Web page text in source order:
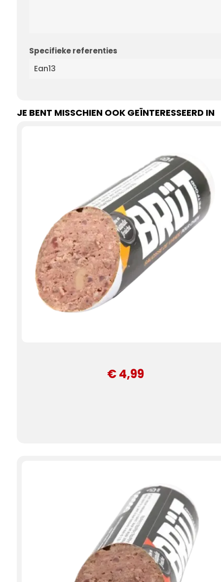
Specifieke referenties
Ean13
JE BENT MISSCHIEN OOK GEÏNTERESSEERD IN
€ 4,99